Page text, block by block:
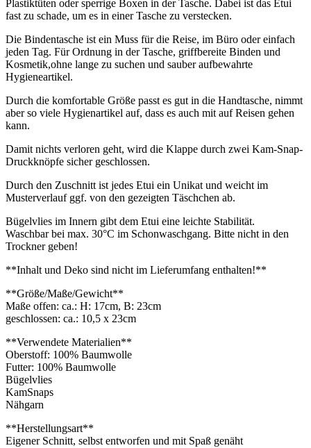
Plastiktüten oder sperrige Boxen in der Tasche. Dabei ist das Etui
fast zu schade, um es in einer Tasche zu verstecken.
Die Bindentasche ist ein Muss für die Reise, im Büro oder einfach
jeden Tag. Für Ordnung in der Tasche, griffbereite Binden und
Kosmetik,ohne lange zu suchen und sauber aufbewahrte
Hygieneartikel.
Durch die komfortable Größe passt es gut in die Handtasche, nimmt
aber so viele Hygienartikel auf, dass es auch mit auf Reisen gehen
kann.
Damit nichts verloren geht, wird die Klappe durch zwei Kam-Snap-
Druckknöpfe sicher geschlossen.
Durch den Zuschnitt ist jedes Etui ein Unikat und weicht im
Musterverlauf ggf. von den gezeigten Täschchen ab.
Bügelvlies im Innern gibt dem Etui eine leichte Stabilität.
Waschbar bei max. 30°C im Schonwaschgang. Bitte nicht in den
Trockner geben!
**Inhalt und Deko sind nicht im Lieferumfang enthalten!**
**Größe/Maße/Gewicht**
Maße offen: ca.: H: 17cm, B: 23cm
geschlossen: ca.: 10,5 x 23cm
**Verwendete Materialien**
Oberstoff: 100% Baumwolle
Futter: 100% Baumwolle
Bügelvlies
KamSnaps
Nähgarn
**Herstellungsart**
Eigener Schnitt, selbst entworfen und mit Spaß genäht